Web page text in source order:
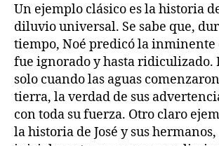
Un ejemplo clásico es la historia
diluvio universal. Se sabe que,
tiempo, Noé predicó la inminente
fue ignorado y hasta ridiculizado.
solo cuando las aguas
tierra, la verdad de sus
con toda su fuerza. Otro claro
la historia de José y sus